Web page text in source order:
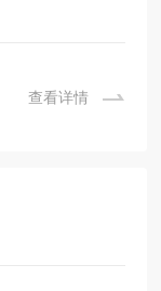
查看详情